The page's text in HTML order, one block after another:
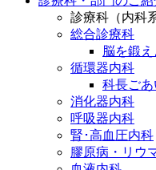
診療科（内科
総合診療科
脳を鍛え
循環器内科
科長ご
消化器内科
呼吸器内科
腎･高血圧内科
膠原病・リウ